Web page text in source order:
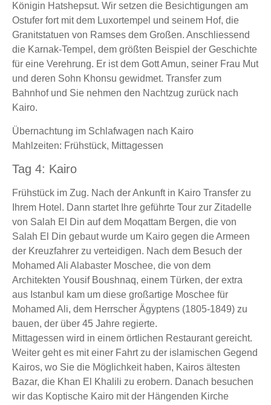
Königin Hatshepsut. Wir setzen die Besichtigungen am
Ostufer fort mit dem Luxortempel und seinem Hof, die
Granitstatuen von Ramses dem Großen. Anschliessend
die Karnak-Tempel, dem größten Beispiel der Geschichte
für eine Verehrung. Er ist dem Gott Amun, seiner Frau Mut
und deren Sohn Khonsu gewidmet. Transfer zum
Bahnhof und Sie nehmen den Nachtzug zurück nach
Kairo.
Übernachtung im Schlafwagen nach Kairo
Mahlzeiten: Frühstück, Mittagessen
Tag 4: Kairo
Frühstück im Zug. Nach der Ankunft in Kairo Transfer zu
Ihrem Hotel. Dann startet Ihre geführte Tour zur Zitadelle
von Salah El Din auf dem Moqattam Bergen, die von
Salah El Din gebaut wurde um Kairo gegen die Armeen
der Kreuzfahrer zu verteidigen. Nach dem Besuch der
Mohamed Ali Alabaster Moschee, die von dem
Architekten Yousif Boushnaq, einem Türken, der extra
aus Istanbul kam um diese großartige Moschee für
Mohamed Ali, dem Herrscher Ägyptens (1805-1849) zu
bauen, der über 45 Jahre regierte.
Mittagessen wird in einem örtlichen Restaurant gereicht.
Weiter geht es mit einer Fahrt zu der islamischen Gegend
Kairos, wo Sie die Möglichkeit haben, Kairos ältesten
Bazar, die Khan El Khalili zu erobern. Danach besuchen
wir das Koptische Kairo mit der Hängenden Kirche